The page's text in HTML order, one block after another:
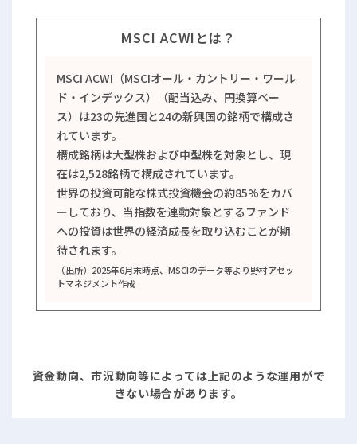
MSCI ACWIとは？
MSCI ACWI（MSCIオール・カントリー・ワール
ド・インデックス）（配当込み、円換算ベー
ス）は23の先進国と24の新興国の銘柄で構成さ
れています。
構成銘柄は大型株および中型株を対象とし、現
在は2,528銘柄で構成されています。
世界の投資可能な株式投資機会の約85%をカバ
ーしており、当指数を連動対象とするファンド
への投資は世界の経済成長を取り込むことが期
待されます。
（出所）2025年6月末時点、MSCIのデータ等より野村アセッ
トマネジメント作成
資金動向、市況動向等によっては上記のような運用がで
きない場合があります。